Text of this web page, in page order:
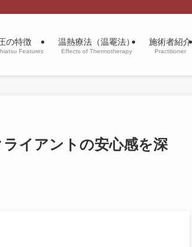
の特徴
Features
温熱療法（温罨法）
Effects of Thermotherapy
施術者紹介
Practitioner
イアントの安心感を深